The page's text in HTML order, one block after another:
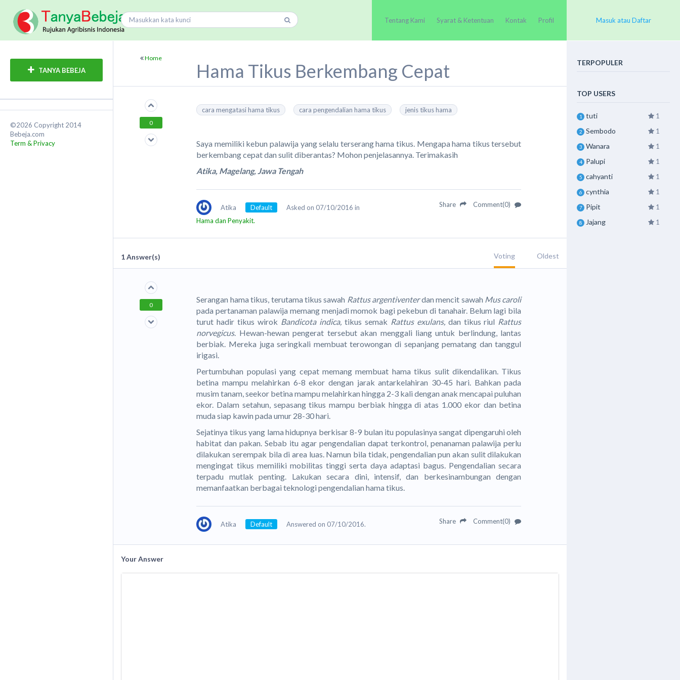
Tentang Kami Syarat & Ketentuan Kontak Profil Masuk atau Daftar
TANYA BEBEJA
©2026 Copyright 2014
Bebeja.com
Term & Privacy
Home
Hama Tikus Berkembang Cepat
0
cara mengatasi hama tikus cara pengendalian hama tikus jenis tikus hama
Saya memiliki kebun palawija yang selalu terserang hama tikus. Mengapa hama tikus tersebut
berkembang cepat dan sulit diberantas? Mohon penjelasannya. Terimakasih
Atika, Magelang, Jawa Tengah
Atika Default
Asked on 07/10/2016 in
Hama dan Penyakit.
Share Comment(0)
1Answer(s) Voting Oldest
0
Serangan hama tikus, terutama tikus sawah Rattus argentiventerdan mencit sawah Mus caroli
pada pertanaman palawija memang menjadi momok bagi pekebun di tanahair. Belum lagi bila
turut hadir tikus wirok Bandicota indica, tikus semak Rattus exulans, dan tikus riul Rattus
norvegicus. Hewan-hewan pengerat tersebut akan menggali liang untuk berlindung, lantas
berbiak. Mereka juga seringkali membuat terowongan di sepanjang pematang dan tanggul
irigasi.
Pertumbuhan populasi yang cepat memang membuat hama tikus sulit dikendalikan. Tikus
betina mampu melahirkan 6-8 ekor dengan jarak antarkelahiran 30-45 hari. Bahkan pada
musim tanam, seekor betina mampu melahirkan hingga 2-3 kali dengan anak mencapai puluhan
ekor. Dalam setahun, sepasang tikus mampu berbiak hingga di atas 1.000 ekor dan betina
muda siap kawin pada umur 28-30 hari.
Sejatinya tikus yang lama hidupnya berkisar 8-9 bulan itu populasinya sangat dipengaruhi oleh
habitat dan pakan. Sebab itu agar pengendalian dapat terkontrol, penanaman palawija perlu
dilakukan serempak bila di area luas. Namun bila tidak, pengendalian pun akan sulit dilakukan
mengingat tikus memiliki mobilitas tinggi serta daya adaptasi bagus. Pengendalian secara
terpadu mutlak penting. Lakukan secara dini, intensif, dan berkesinambungan dengan
memanfaatkan berbagai teknologi pengendalian hama tikus.
Atika Default Answered on 07/10/2016. Share Comment(0)
Your Answer
TERPOPULER
TOP USERS
1 tuti 1
2 Sembodo 1
3 Wanara 1
4 Palupi 1
5 cahyanti 1
6 cynthia 1
7 Pipit 1
8 Jajang 1